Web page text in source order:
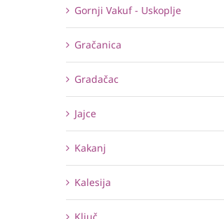
Gornji Vakuf - Uskoplje
Gračanica
Gradačac
Jajce
Kakanj
Kalesija